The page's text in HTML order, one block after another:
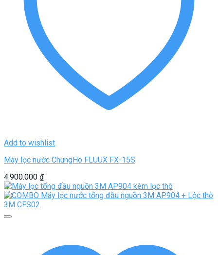
Add to wishlist
Máy lọc nước ChungHo FLUUX FX-15S
4.900.000 ₫